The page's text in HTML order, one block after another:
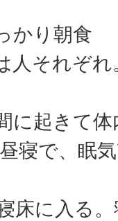
かり朝食
人それぞ
に起きて
寝で、眠
床に入る